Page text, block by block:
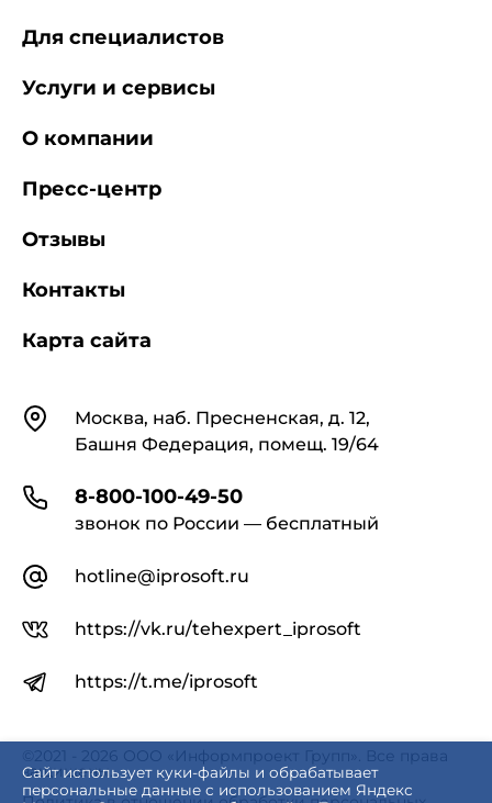
Сайт использует куки-файлы и обрабатывает
персональные данные с использованием Яндекс
КонтактыМосква, наб. Пресненская, д. 12,
Башня Федерация, помещ. 19/64
8-800-100-49-50
звонок по России — бесплатный
hotline@iprosoft.ru
https://vk.ru/tehexpert_iprosoft
https://t.me/iprosoft
Для специалистов
Услуги и сервисы
О компании
Пресс-центр
Отзывы
Контакты
Карта сайта
©2021 - 2026 ООО «Информпроект Групп». Все права
защищены.